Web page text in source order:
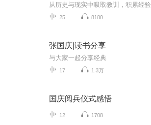
从历史与现实中吸取教训，积累经验
25 8180
张国庆|读书分享
与大家一起分享经典
17 1.3万
国庆阅兵仪式感悟
12 1708